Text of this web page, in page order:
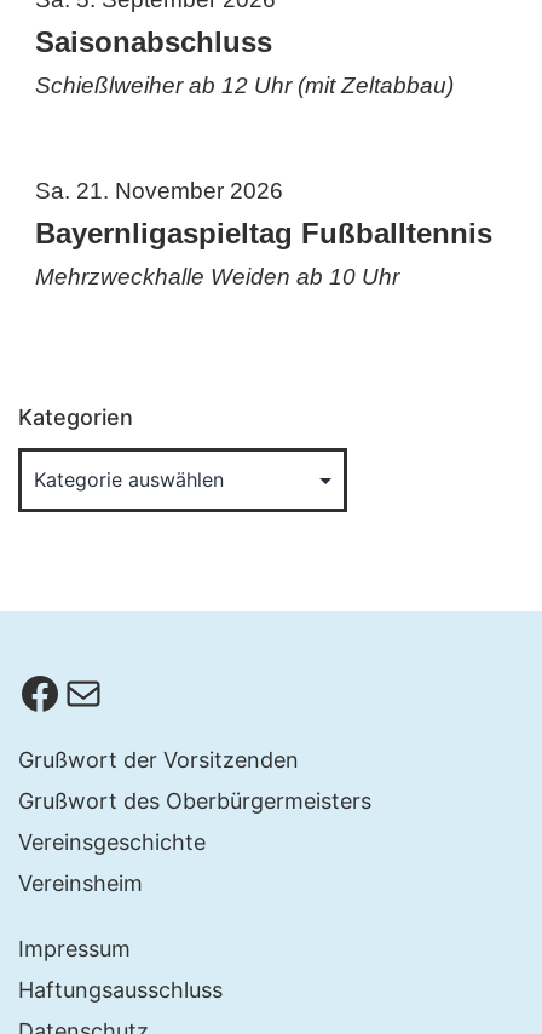
Saisonabschluss
Schießlweiher ab 12 Uhr (mit Zeltabbau)
Sa. 21. November 2026
Bayernligaspieltag Fußballtennis
Mehrzweckhalle Weiden ab 10 Uhr
Kategorien
Facebook
E-Mail
Grußwort der Vorsitzenden
Grußwort des Oberbürgermeisters
Vereinsgeschichte
Vereinsheim
Impressum
Haftungsausschluss